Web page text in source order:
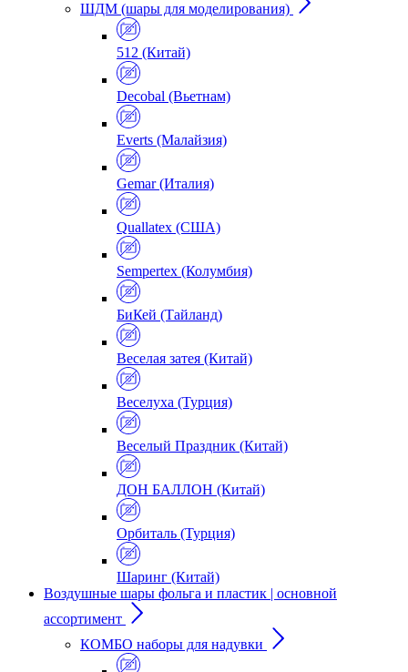
ШДМ (шары для моделирования)
512 (Китай)
Decobal (Вьетнам)
Everts (Малайзия)
Gemar (Италия)
Quallatex (США)
Sempertex (Колумбия)
БиКей (Тайланд)
Веселая затея (Китай)
Веселуха (Турция)
Веселый Праздник (Китай)
ДОН БАЛЛОН (Китай)
Орбиталь (Турция)
Шаринг (Китай)
Воздушные шары фольга и пластик | основной
ассортимент
КОМБО наборы для надувки